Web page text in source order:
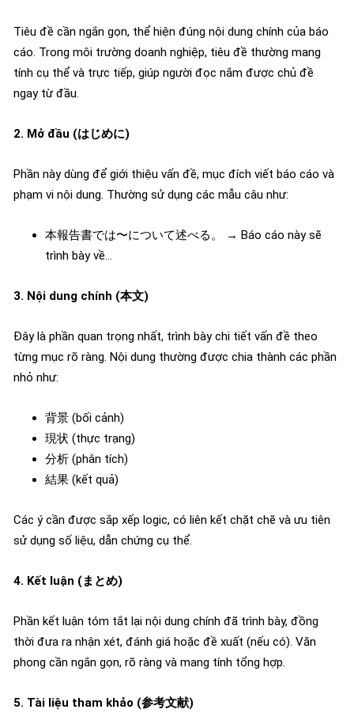
Tiêu đề cần ngắn gọn, thể hiện đúng nội dung chính của báo
cáo. Trong môi trường doanh nghiệp, tiêu đề thường mang
tính cụ thể và trực tiếp, giúp người đọc nắm được chủ đề
ngay từ đầu.
2. Mở đầu (はじめに)
Phần này dùng để giới thiệu vấn đề, mục đích viết báo cáo và
phạm vi nội dung. Thường sử dụng các mẫu câu như:
本報告書では〜について述べる。 → Báo cáo này sẽ
trình bày về…
3. Nội dung chính (本文)
Đây là phần quan trọng nhất, trình bày chi tiết vấn đề theo
từng mục rõ ràng. Nội dung thường được chia thành các phần
nhỏ như:
背景 (bối cảnh)
現状 (thực trạng)
分析 (phân tích)
結果 (kết quả)
Các ý cần được sắp xếp logic, có liên kết chặt chẽ và ưu tiên
sử dụng số liệu, dẫn chứng cụ thể.
4. Kết luận (まとめ)
Phần kết luận tóm tắt lại nội dung chính đã trình bày, đồng
thời đưa ra nhận xét, đánh giá hoặc đề xuất (nếu có). Văn
phong cần ngắn gọn, rõ ràng và mang tính tổng hợp.
5. Tài liệu tham khảo (参考文献)